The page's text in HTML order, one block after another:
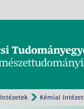
Intézetek Kémiai Intézet